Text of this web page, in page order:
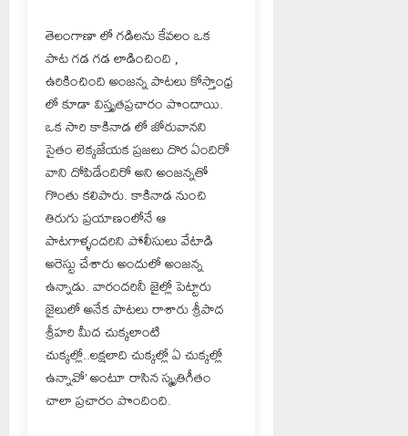
తెలంగాణా లో గడిలను కేవలం ఒక
పాట గడ గడ లాడించింది ,
ఉరికించింది అంజన్న పాటలు కోస్తాంధ్ర
లో కూడా విస్తృతప్రచారం పొందాయి.
ఒక సారి కాకినాడ లో జోరువానని
సైతం లెక్కజేయక ప్రజలు దొర ఏందిరో
వాని దోపిడేందిరో అని అంజన్నతో
గొంతు కలిపారు. కాకినాడ నుంచి
తిరుగు ప్రయాణంలోనే ఆ
పాటగాళ్ళందరిని పోలీసులు వేటాడి
అరెస్టు చేశారు అందులో అంజన్న
ఉన్నాడు. వారందరినీ జైల్లో పెట్టారు
జైలులో అనేక పాటలు రాశారు శ్రీపాద
శ్రీహరి మీద చుక్కలాంటి
చుక్కల్లో..లక్షలాది చుక్కల్లో ఏ చుక్కల్లో
ఉన్నావో’ అంటూ రాసిన స్మృతిగీతం
చాలా ప్రచారం పొందింది.